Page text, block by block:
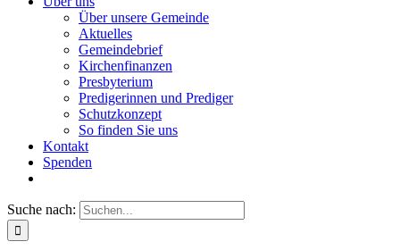
Über unsere Gemeinde
Aktuelles
Gemeindebrief
Kirchenfinanzen
Presbyterium
Predigerinnen und Prediger
Schutzkonzept
So finden Sie uns
Kontakt
Spenden
Suche nach: